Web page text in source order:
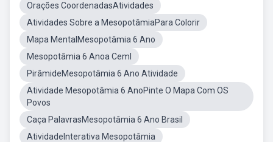
Orações CoordenadasAtividades
Atividades Sobre a MesopotâmiaPara Colorir
Mapa MentalMesopotâmia 6 Ano
Mesopotâmia 6 Anoa Ceml
PirâmideMesopotâmia 6 Ano Atividade
Atividade Mesopotâmia 6 AnoPinte O Mapa Com OS
Povos
Caça PalavrasMesopotâmia 6 Ano Brasil
AtividadeInterativa Mesopotâmia